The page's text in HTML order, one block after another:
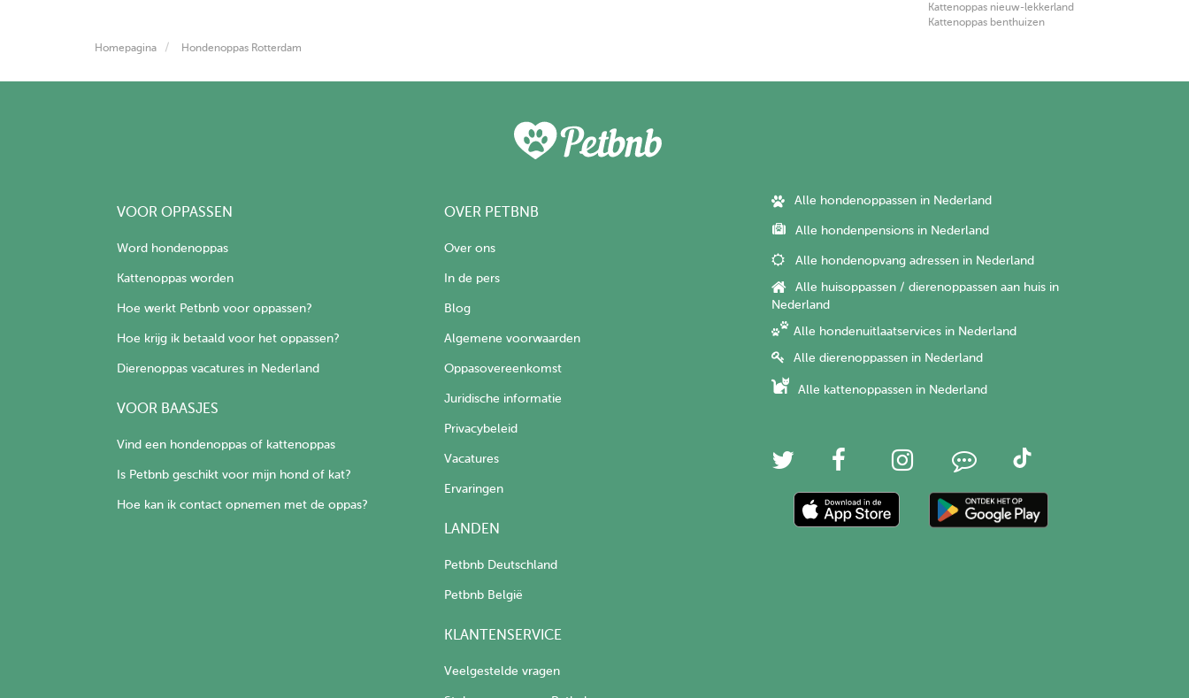
Kattenoppas nieuw-lekkerland
Kattenoppas benthuizen
Homepagina Hondenoppas Rotterdam
VOOR OPPASSEN
Word hondenoppas
Kattenoppas worden
Hoe werkt Petbnb voor oppassen?
Hoe krijg ik betaald voor het oppassen?
Dierenoppas vacatures in Nederland
VOOR BAASJES
Vind een hondenoppas of kattenoppas
Is Petbnb geschikt voor mijn hond of kat?
Hoe kan ik contact opnemen met de oppas?
OVER PETBNB
Over ons
In de pers
Blog
Algemene voorwaarden
Oppasovereenkomst
Juridische informatie
Privacybeleid
Vacatures
Ervaringen
LANDEN
Petbnb Deutschland
Petbnb België
KLANTENSERVICE
Veelgestelde vragen
Alle hondenoppassen in Nederland
Alle hondenpensions in Nederland
Alle hondenopvang adressen in Nederland
Alle huisoppassen / dierenoppassen aan huis in
Nederland
Alle hondenuitlaatservices in Nederland
Alle dierenoppassen in Nederland
Alle kattenoppassen in Nederland